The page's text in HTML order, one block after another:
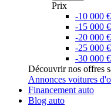
Prix
-10 000 €
-15 000 €
-20 000 €
-25 000 €
-30 000 €
Découvrir nos offres
Annonces voitures
Financement auto
Blog auto